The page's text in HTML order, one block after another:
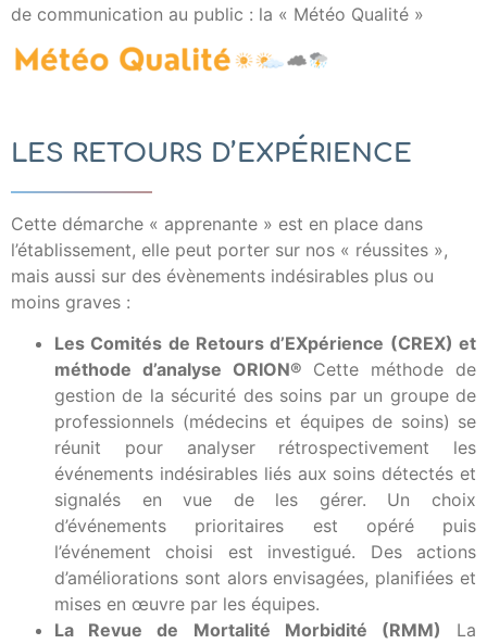
de communication au public : la « Météo Qualité »
LES RETOURS D’EXPÉRIENCE
Cette démarche « apprenante » est en place dans
l’établissement, elle peut porter sur nos « réussites »,
mais aussi sur des évènements indésirables plus ou
moins graves :
Les Comités de Retours d’EXpérience (CREX) et
méthode d’analyse ORION® Cette méthode de
gestion de la sécurité des soins par un groupe de
professionnels (médecins et équipes de soins) se
réunit pour analyser rétrospectivement les
événements indésirables liés aux soins détectés et
signalés en vue de les gérer. Un choix
d’événements prioritaires est opéré puis
l’événement choisi est investigué. Des actions
d’améliorations sont alors envisagées, planifiées et
mises en œuvre par les équipes.
La Revue de Mortalité Morbidité (RMM) La